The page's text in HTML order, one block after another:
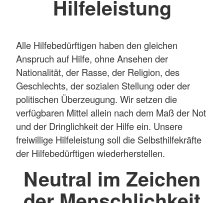
Hilfeleistung
Alle Hilfebedürftigen haben den gleichen
Anspruch auf Hilfe, ohne Ansehen der
Nationalität, der Rasse, der Religion, des
Geschlechts, der sozialen Stellung oder der
politischen Überzeugung. Wir setzen die
verfügbaren Mittel allein nach dem Maß der Not
und der Dringlichkeit der Hilfe ein. Unsere
freiwillige Hilfeleistung soll die Selbsthilfekräfte
der Hilfebedürftigen wiederherstellen.
Neutral im Zeichen